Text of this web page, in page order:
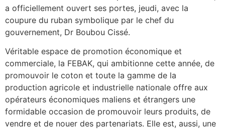
a officiellement ouvert ses portes, jeudi, avec la
coupure du ruban symbolique par le chef du
gouvernement, Dr Boubou Cissé.
Véritable espace de promotion économique et
commerciale, la FEBAK, qui ambitionne cette année, de
promouvoir le coton et toute la gamme de la
production agricole et industrielle nationale offre aux
opérateurs économiques maliens et étrangers une
formidable occasion de promouvoir leurs produits, de
vendre et de nouer des partenariats. Elle est, aussi, une